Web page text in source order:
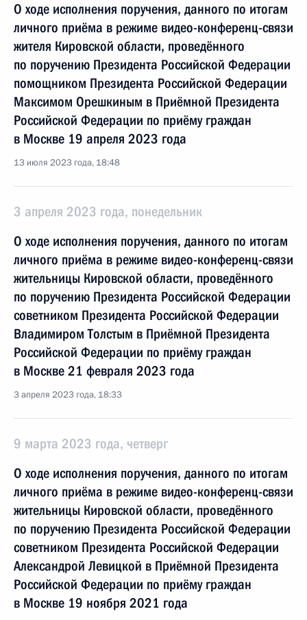
О ходе исполнения поручения, данного по итогам
личного приёма в режиме видео-конференц-связи
жителя Кировской области, проведённого
по поручению Президента Российской Федерации
помощником Президента Российской Федерации
Максимом Орешкиным в Приёмной Президента
Российской Федерации по приёму граждан
в Москве 19 апреля 2023 года
13 июля 2023 года, 18:48
3 апреля 2023 года, понедельник
О ходе исполнения поручения, данного по итогам
личного приёма в режиме видео-конференц-связи
жительницы Кировской области, проведённого
по поручению Президента Российской Федерации
советником Президента Российской Федерации
Владимиром Толстым в Приёмной Президента
Российской Федерации по приёму граждан
в Москве 21 февраля 2023 года
3 апреля 2023 года, 18:33
9 марта 2023 года, четверг
О ходе исполнения поручения, данного по итогам
личного приёма в режиме видео-конференц-связи
жительницы Кировской области, проведённого
по поручению Президента Российской Федерации
советником Президента Российской Федерации
Александрой Левицкой в Приёмной Президента
Российской Федерации по приёму граждан
в Москве 19 ноября 2021 года